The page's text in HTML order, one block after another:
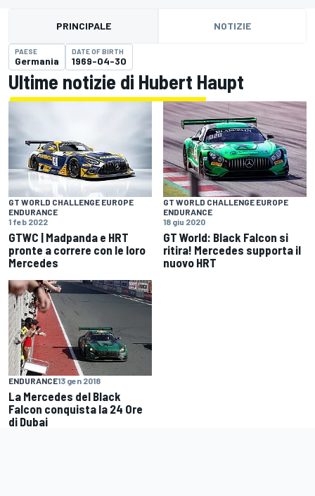
PRINCIPALE NOTIZIE
PAESE
Germania
DATE OF BIRTH
1969-04-30
Ultime notizie di Hubert Haupt
GT WORLD CHALLENGE EUROPE
ENDURANCE
1 feb 2022
GTWC | Madpanda e HRT
pronte a correre con le loro
Mercedes
GT WORLD CHALLENGE EUROPE
ENDURANCE
18 giu 2020
GT World: Black Falcon si
ritira! Mercedes supporta il
nuovo HRT
ENDURANCE13 gen 2018
La Mercedes del Black
Falcon conquista la 24 Ore
di Dubai